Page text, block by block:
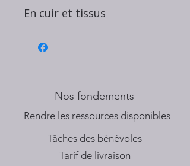
En cuir et tissus
Nos fondements
​Rendre les ressources disponibles
Tâches des bénévoles
Tarif de livraison